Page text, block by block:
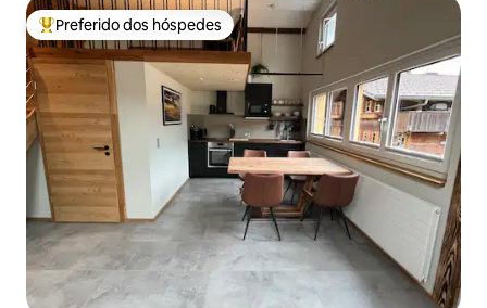
Entre os melhores preferidos dos hóspedes
Preferido dos hóspedes